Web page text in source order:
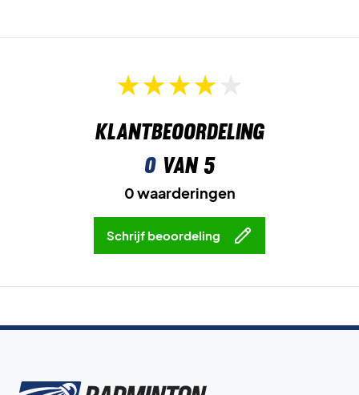
Klantbeoordeling
0van 5
0 waarderingen
Schrijf beoordeling